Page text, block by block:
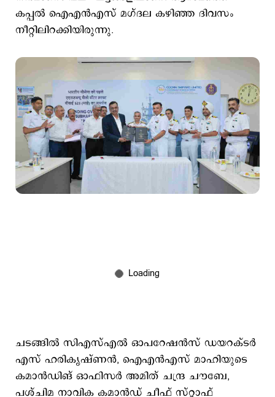
കപ്പല്‍ ഐഎന്‍എസ് മഗ്ദല കഴിഞ്ഞ ദിവസം
നീറ്റിലിറക്കിയിരുന്നു.
ചടങ്ങില്‍ സിഎസ്എല്‍ ഓപറേഷന്‍സ് ഡയറക്ടര്‍
എസ് ഹരികൃഷ്ണന്‍, ഐഎന്‍എസ് മാഹിയുടെ
കമാന്‍ഡിങ് ഓഫിസര്‍ അമിത് ചന്ദ്ര ചൗബേ,
പശ്ചിമ നാവിക കമാന്‍ഡ് ചീഫ് സ്റ്റാഫ്